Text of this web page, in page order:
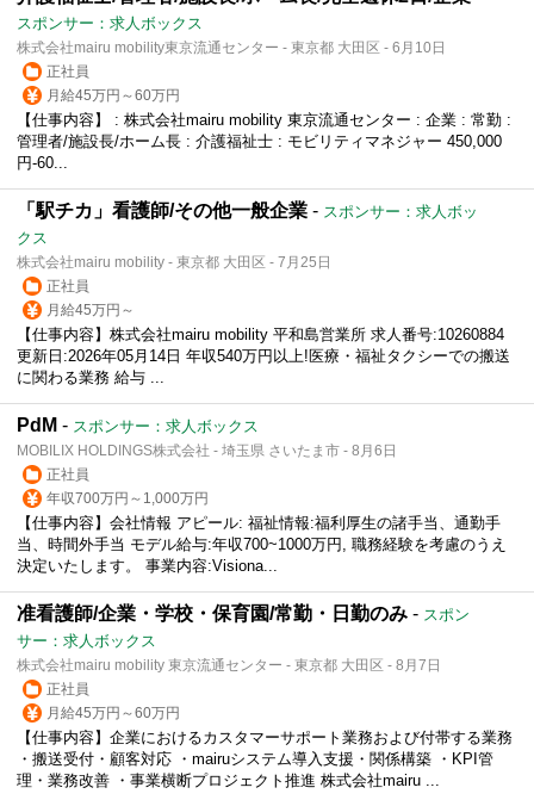
スポンサー：求人ボックス
株式会社mairu mobility東京流通センター - 東京都 大田区 - 6月10日
正社員
月給45万円～60万円
【仕事内容】 : 株式会社mairu mobility 東京流通センター : 企業 : 常勤 :
管理者/施設長/ホーム長 : 介護福祉士 : モビリティマネジャー 450,000
円-60...
「駅チカ」看護師/その他一般企業 - スポンサー：求人ボッ
クス
株式会社mairu mobility - 東京都 大田区 - 7月25日
正社員
月給45万円～
【仕事内容】株式会社mairu mobility 平和島営業所 求人番号:10260884
更新日:2026年05月14日 年収540万円以上!医療・福祉タクシーでの搬送
に関わる業務 給与 ...
PdM - スポンサー：求人ボックス
MOBILIX HOLDINGS株式会社 - 埼玉県 さいたま市 - 8月6日
正社員
年収700万円～1,000万円
【仕事内容】会社情報 アピール: 福祉情報:福利厚生の諸手当、通勤手
当、時間外手当 モデル給与:年収700~1000万円, 職務経験を考慮のうえ
決定いたします。 事業内容:Visiona...
准看護師/企業・学校・保育園/常勤・日勤のみ - スポン
サー：求人ボックス
株式会社mairu mobility 東京流通センター - 東京都 大田区 - 8月7日
正社員
月給45万円～60万円
【仕事内容】企業におけるカスタマーサポート業務および付帯する業務
・搬送受付・顧客対応 ・mairuシステム導入支援・関係構築 ・KPI管
理・業務改善 ・事業横断プロジェクト推進 株式会社mairu ...